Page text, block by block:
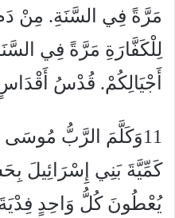
مَرَّةً فِي السَّنَةِ. مِنْ
لِلْكَفَّارَةِ مَرَّةً فِي
أَجْيَالِكُمْ. قُدْسُ
كَمِّيَّةَ بَنِي إِسْرَائِيلَ
يُعْطُونَ كُلُّ وَاحِدٍ